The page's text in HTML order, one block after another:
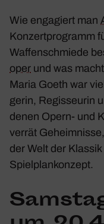
Wie enga­giert man
Konzert­pro­gramm
Waffen­schmiede
oper und was
Maria Goeth war
gerin, Regis­seurin
denen Opern- und
verrät
der Welt der
Spiel­plan­kon­zept.